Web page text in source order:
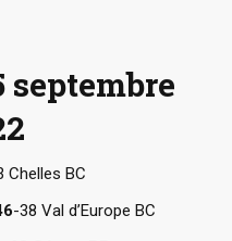
septembre
Chelles BC
-38 Val d’Europe BC